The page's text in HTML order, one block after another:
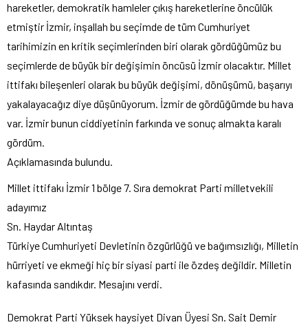
hareketler, demokratik hamleler çıkış hareketlerine öncülük
etmiştir İzmir, inşallah bu seçimde de tüm Cumhuriyet
tarihimizin en kritik seçimlerinden biri olarak gördüğümüz bu
seçimlerde de büyük bir değişimin öncüsü İzmir olacaktır. Millet
ittifakı bileşenleri olarak bu büyük değişimi, dönüşümü, başarıyı
yakalayacağız diye düşünüyorum. İzmir de gördüğümde bu hava
var. İzmir bunun ciddiyetinin farkında ve sonuç almakta karalı
gördüm.
Açıklamasında bulundu.
Millet ittifakı İzmir 1 bölge 7. Sıra demokrat Parti milletvekili
adayımız
Sn. Haydar Altıntaş
Türkiye Cumhuriyeti Devletinin özgürlüğü ve bağımsızlığı, Milletin
hürriyeti ve ekmeği hiç bir siyasi parti ile özdeş değildir. Milletin
kafasında sandıkdır. Mesajını verdi.
Demokrat Parti Yüksek haysiyet Divan Üyesi Sn. Sait Demir